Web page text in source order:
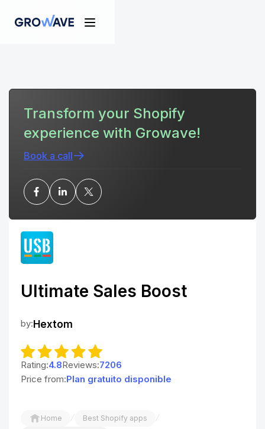
Transform your Shopify
experience with Growave!
Book a call
Ultimate Sales Boost
by: Hextom
Rating:4.8Reviews:7206
Price from:Plan gratuito disponible
Home / Best Shopify apps /